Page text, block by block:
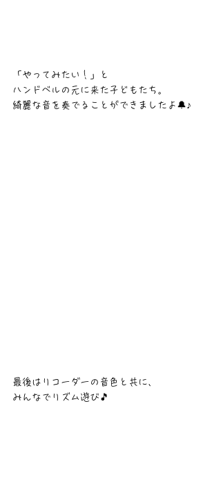
「やってみたい！」と
ハンドベルの元に来た子どもたち。
綺麗な音を奏でることができましたよ🔔♪
最後はリコーダーの音色と共に、
みんなでリズム遊び🎵